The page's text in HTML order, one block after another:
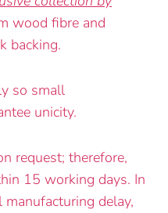
wood fibre and
backing.
so small
unicity.
request; therefore,
15 working days. In
delay,